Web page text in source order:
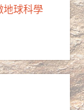
地球科學